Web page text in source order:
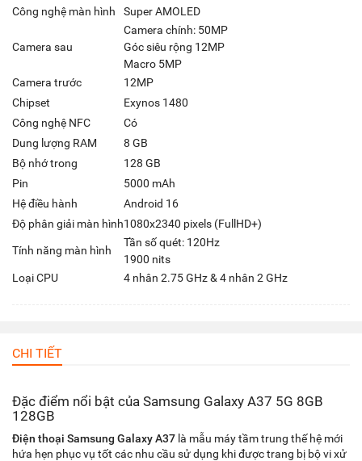
Công nghệ màn hình
Super AMOLED
Camera sau
Camera chính: 50MP
Góc siêu rộng 12MP
Macro 5MP
Camera trước
12MP
Chipset
Exynos 1480
Công nghệ NFC
Có
Dung lượng RAM
8 GB
Bộ nhớ trong
128 GB
Pin
5000 mAh
Hệ điều hành
Android 16
Độ phân giải màn hình1080x2340 pixels (FullHD+)
Tính năng màn hình
Tần số quét: 120Hz
1900 nits
Loại CPU
4 nhân 2.75 GHz & 4 nhân 2 GHz
CHI TIẾT
Đặc điểm nổi bật của Samsung Galaxy A37 5G 8GB
128GB
Điện thoại Samsung Galaxy A37 là mẫu máy tầm trung thế hệ mới
hứa hẹn phục vụ tốt các nhu cầu sử dụng khi được trang bị bộ vi xử